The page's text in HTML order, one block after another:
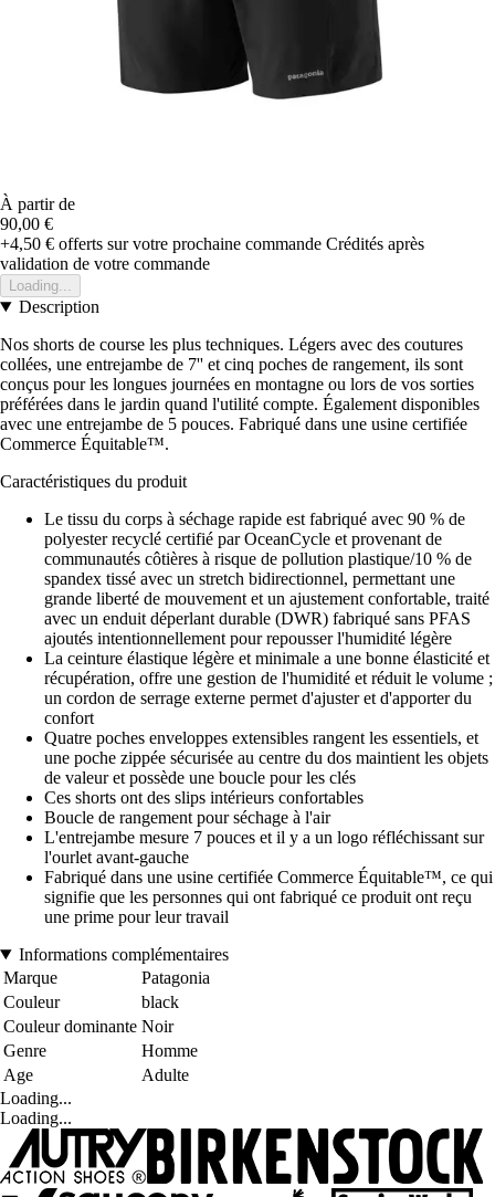
À partir de
90,00 €
+4,50 € offerts sur votre prochaine commande Crédités après
validation de votre commande
Loading...
Description
Nos shorts de course les plus techniques. Légers avec des coutures
collées, une entrejambe de 7'' et cinq poches de rangement, ils sont
conçus pour les longues journées en montagne ou lors de vos sorties
préférées dans le jardin quand l'utilité compte. Également disponibles
avec une entrejambe de 5 pouces. Fabriqué dans une usine certifiée
Commerce Équitable™.
Caractéristiques du produit
Le tissu du corps à séchage rapide est fabriqué avec 90 % de
polyester recyclé certifié par OceanCycle et provenant de
communautés côtières à risque de pollution plastique/10 % de
spandex tissé avec un stretch bidirectionnel, permettant une
grande liberté de mouvement et un ajustement confortable, traité
avec un enduit déperlant durable (DWR) fabriqué sans PFAS
ajoutés intentionnellement pour repousser l'humidité légère
La ceinture élastique légère et minimale a une bonne élasticité et
récupération, offre une gestion de l'humidité et réduit le volume ;
un cordon de serrage externe permet d'ajuster et d'apporter du
confort
Quatre poches enveloppes extensibles rangent les essentiels, et
une poche zippée sécurisée au centre du dos maintient les objets
de valeur et possède une boucle pour les clés
Ces shorts ont des slips intérieurs confortables
Boucle de rangement pour séchage à l'air
L'entrejambe mesure 7 pouces et il y a un logo réfléchissant sur
l'ourlet avant-gauche
Fabriqué dans une usine certifiée Commerce Équitable™, ce qui
signifie que les personnes qui ont fabriqué ce produit ont reçu
une prime pour leur travail
Informations complémentaires
Marque
Patagonia
Couleur
black
Couleur dominante Noir
Genre
Homme
Age
Adulte
Loading...
Loading...